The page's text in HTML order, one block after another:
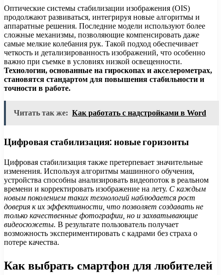
Оптические системы стабилизации изображения (OIS)
продолжают развиваться, интегрируя новые алгоритмы и
аппаратные решения. Последние модели используют более
сложные механизмы, позволяющие компенсировать даже
самые мелкие колебания рук. Такой подход обеспечивает
четкость и детализированность изображений, что особенно
важно при съемке в условиях низкой освещенности.
Технологии, основанные на гироскопах и акселерометрах,
становятся стандартом для повышения стабильности и
точности в работе.
Читать так же: Как работать с надстройками в Word
Цифровая стабилизация: новые горизонты
Цифровая стабилизация также претерпевает значительные
изменения. Используя алгоритмы машинного обучения,
устройства способны анализировать видеопоток в реальном
времени и корректировать изображение на лету. С каждым
новым поколением таких технологий наблюдается рост
доверия к их эффективности, что позволяет создавать не
только качественные фотографии, но и захватывающие
видеосюжеты. В результате пользователь получает
возможность экспериментировать с кадрами без страха о
потере качества.
Как выбрать смартфон для любителей